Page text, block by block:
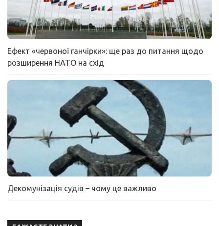
Ефект «червоної ганчірки»: ще раз до питання щодо
розширення НАТО на схід
Декомунізація судів – чому це важливо